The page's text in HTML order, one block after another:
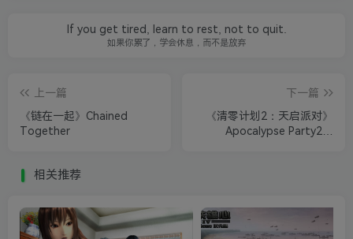
If you get tired, learn to rest, not to quit.
如果你累了，学会休息，而不是放弃
上一篇
《链在一起》Chained
Together
下一篇
《清零计划2：天启派对》
Apocalypse Party2：
相关推荐